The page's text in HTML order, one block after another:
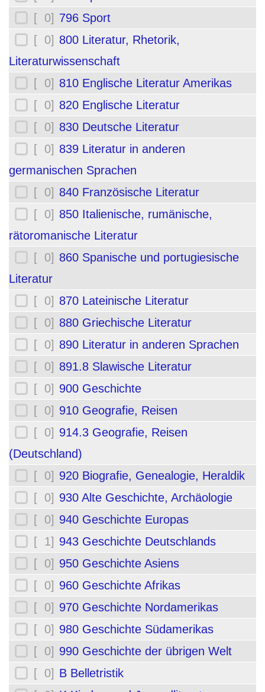
[ 0] 796 Sport
[ 0] 800 Literatur, Rhetorik,
Literaturwissenschaft
[ 0] 810 Englische Literatur Amerikas
[ 0] 820 Englische Literatur
[ 0] 830 Deutsche Literatur
[ 0] 839 Literatur in anderen
germanischen Sprachen
[ 0] 840 Französische Literatur
[ 0] 850 Italienische, rumänische,
rätoromanische Literatur
[ 0] 860 Spanische und portugiesische
Literatur
[ 0] 870 Lateinische Literatur
[ 0] 880 Griechische Literatur
[ 0] 890 Literatur in anderen Sprachen
[ 0] 891.8 Slawische Literatur
[ 0] 900 Geschichte
[ 0] 910 Geografie, Reisen
[ 0] 914.3 Geografie, Reisen
(Deutschland)
[ 0] 920 Biografie, Genealogie, Heraldik
[ 0] 930 Alte Geschichte, Archäologie
[ 0] 940 Geschichte Europas
[ 1] 943 Geschichte Deutschlands
[ 0] 950 Geschichte Asiens
[ 0] 960 Geschichte Afrikas
[ 0] 970 Geschichte Nordamerikas
[ 0] 980 Geschichte Südamerikas
[ 0] 990 Geschichte der übrigen Welt
[ 0] B Belletristik